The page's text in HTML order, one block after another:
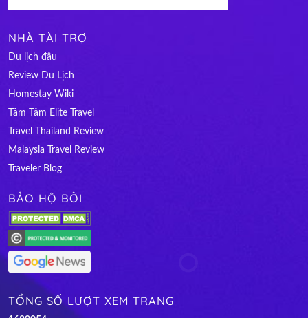
NHÀ TÀI TRỢ
Du lịch đâu
Review Du Lịch
Homestay Wiki
Tâm Tâm Elite Travel
Travel Thailand Review
Malaysia Travel Review
Traveler Blog
BẢO HỘ BỞI
TỔNG SỐ LƯỢT XEM TRANG